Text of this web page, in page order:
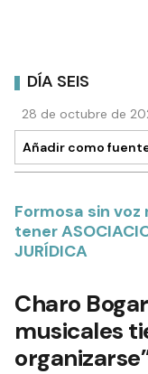
DÍA SEIS
28 de octubre de
Añadir como
Formosa sin voz
tener
JURÍDICA
Charo
musicales